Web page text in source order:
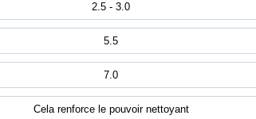
2.5 - 3.0
5.5
7.0
Cela renforce le pouvoir nettoyant